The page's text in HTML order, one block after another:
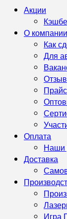
Акции
О компании
Как
Для
Оплата
Наши
Доставка
Игра